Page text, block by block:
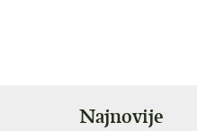
Najnovije